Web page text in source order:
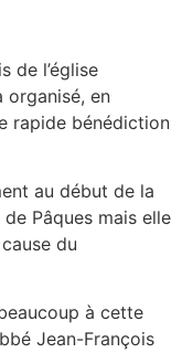
de l’église
organisé, en
rapide bénédiction
au début de la
Pâques mais elle
du
à cette
Jean-François